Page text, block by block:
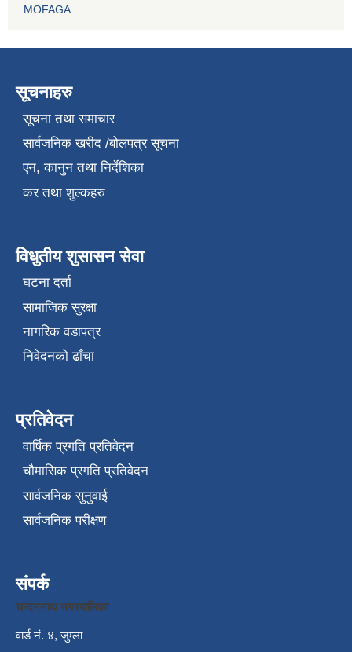
MOFAGA
सूचनाहरु
सूचना तथा समाचार
सार्वजनिक खरीद /बोलपत्र सूचना
एन, कानुन तथा निर्देशिका
कर तथा शुल्कहरु
विधुतीय शुसासन सेवा
घटना दर्ता
सामाजिक सुरक्षा
नागरिक वडापत्र
निवेदनको ढाँचा
प्रतिवेदन
वार्षिक प्रगति प्रतिवेदन
चौमासिक प्रगति प्रतिवेदन
सार्वजनिक सुनुवाई
सार्वजनिक परीक्षण
संपर्क
चन्दननाथ नगरपालिका
वार्ड नं. ४, जुम्ला